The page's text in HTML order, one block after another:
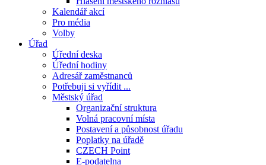
Kalendář akcí
Pro média
Volby
Úřad
Úřední deska
Úřední hodiny
Adresář zaměstnanců
Potřebuji si vyřídit ...
Městský úřad
Organizační struktura
Volná pracovní místa
Postavení a působnost úřadu
Poplatky na úřadě
CZECH Point
E-podatelna